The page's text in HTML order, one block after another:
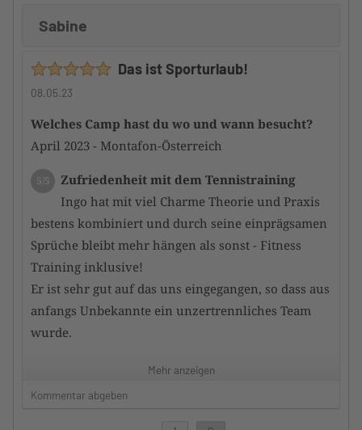
Kommunikation. Schnelle Reaktionszeit.
5/5
Zustand der Tennisanlage
Sehr schöne Anlage. Top gepflegter Zustand!
Zufriedenheit mit dem Hotel
TUI Blue, gut! Essen Bestens, allerdings kein
Schwimm und Wellnessbereich. Service teilweise
zu wenig Kundenorientiert.
Würdest du das Camp an andere
TennisTraveller weiterempfehlen
Dein Kommentar
WIr haben uns bei AS Tennis rundum wohlgefühlt!
Jederzeit gerne wieder!
Sabine
Das ist Sporturlaub!
08.05.23
Welches Camp hast du wo und wann besucht?
April 2023 - Montafon-Österreich
5/5
Zufriedenheit mit dem Tennistraining
Ingo hat mit viel Charme Theorie und Praxis
bestens kombiniert und durch seine einprägsamen
Sprüche bleibt mehr hängen als sonst - Fitness
Training inklusive!
Er ist sehr gut auf das uns eingegangen, so dass aus
anfangs Unbekannte ein unzertrennliches Team
wurde.
Zufriedenheit mit dem Trainerteam
Info hat alles alleine bestens gerockt!
Mehr anzeigen
Kommentar abgeben